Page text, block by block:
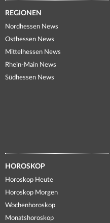
REGIONEN
Nordhessen News
Osthessen News
Mittelhessen News
Rhein-Main News
Südhessen News
HOROSKOP
Horoskop Heute
Horoskop Morgen
Wochenhoroskop
Monatshoroskop